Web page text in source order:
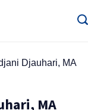
Djauhari, MA
MA